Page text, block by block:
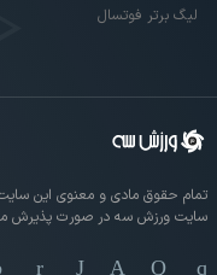
لیگ برتر فوتسال
تمام حقوق مادی و معنوی این
سایت ورزش سه در صورت پذیرش